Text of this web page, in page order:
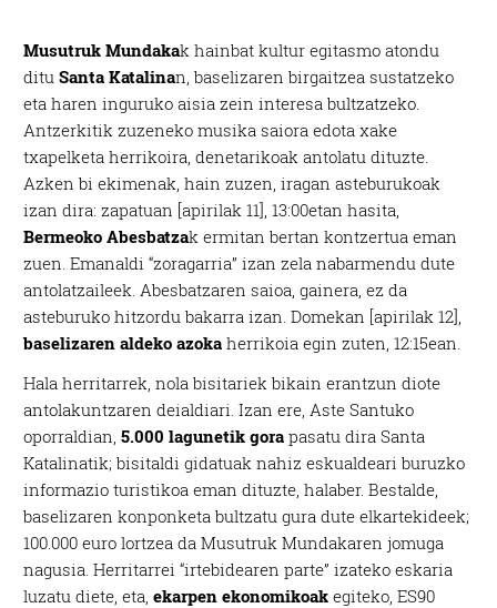
Musutruk Mundakak hainbat kultur egitasmo atondu
ditu Santa Katalinan, baselizaren birgaitzea sustatzeko
eta haren inguruko aisia zein interesa bultzatzeko.
Antzerkitik zuzeneko musika saiora edota xake
txapelketa herrikoira, denetarikoak antolatu dituzte.
Azken bi ekimenak, hain zuzen, iragan asteburukoak
izan dira: zapatuan [apirilak 11], 13:00etan hasita,
Bermeoko Abesbatzak ermitan bertan kontzertua eman
zuen. Emanaldi “zoragarria” izan zela nabarmendu dute
antolatzaileek. Abesbatzaren saioa, gainera, ez da
asteburuko hitzordu bakarra izan. Domekan [apirilak 12],
baselizaren aldeko azoka herrikoia egin zuten, 12:15ean.
Hala herritarrek, nola bisitariek bikain erantzun diote
antolakuntzaren deialdiari. Izan ere, Aste Santuko
oporraldian,5.000 lagunetik gora pasatu dira Santa
Katalinatik; bisitaldi gidatuak nahiz eskualdeari buruzko
informazio turistikoa eman dituzte, halaber. Bestalde,
baselizaren konponketa bultzatu gura dute elkartekideek;
100.000 euro lortzea da Musutruk Mundakaren jomuga
nagusia. Herritarrei “irtebidearen parte” izateko eskaria
luzatu diete, eta,ekarpen ekonomikoak egiteko, ES90